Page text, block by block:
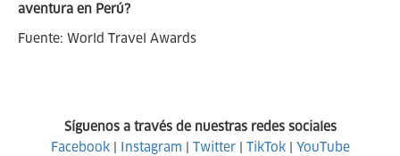
aventura en Perú?
Fuente: World Travel Awards
Síguenos a través de nuestras redes sociales
Facebook| Instagram | Twitter| TikTok| YouTube